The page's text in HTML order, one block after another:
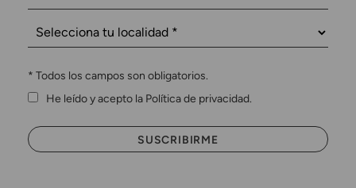
* Todos los campos son obligatorios.
He leído y acepto la Política de privacidad.